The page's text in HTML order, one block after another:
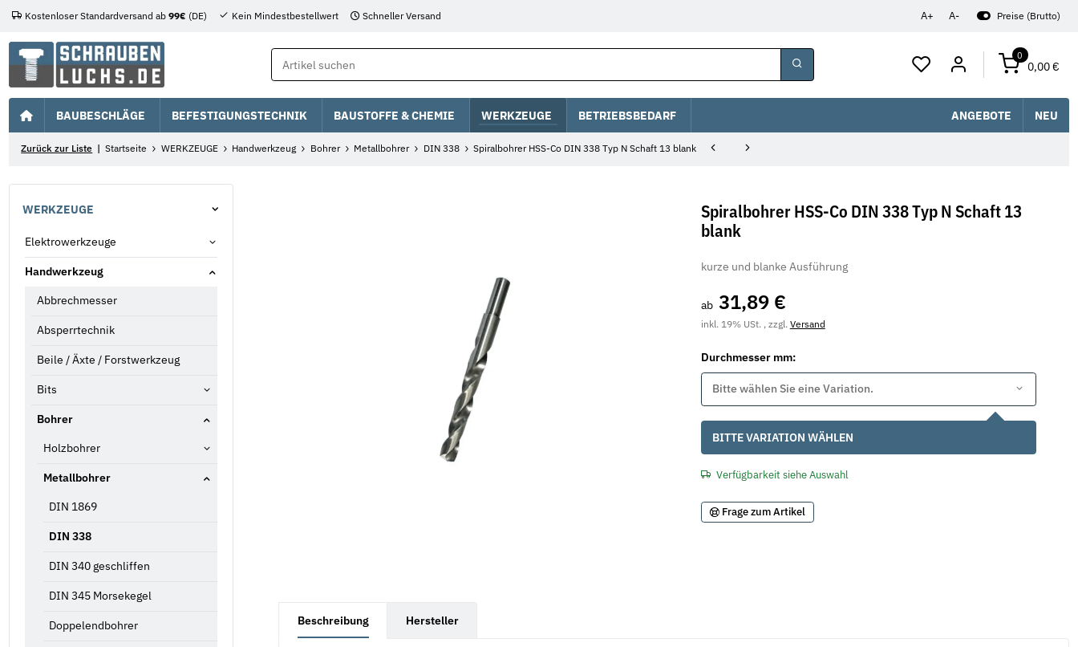
A+ A- Preise (Brutto)
Kostenloser Standardversand ab 99€ (DE) Kein Mindestbestellwert Schneller Versand
0
0,00 €
BAUBESCHLÄGE BEFESTIGUNGSTECHNIK BAUSTOFFE & CHEMIE WERKZEUGE BETRIEBSBEDARF ANGEBOTE NEU
Zurück zur Liste Startseite WERKZEUGE Handwerkzeug Bohrer Metallbohrer DIN 338 Spiralbohrer HSS-Co DIN 338 Typ N Schaft 13 blank
Spiralbohrer HSS-Co DIN 338 Typ N Schaft 13
blank
kurze und blanke Ausführung
ab 31,89 €
inkl. 19% USt. , zzgl.Versand
Durchmesser mm:
Bitte wählen Sie eine Variation.
x
BITTE VARIATION WÄHLEN
Verfügbarkeit siehe Auswahl
Frage zum Artikel
Beschreibung Hersteller
WERKZEUGE
Elektrowerkzeuge
Handwerkzeug
Abbrechmesser
Absperrtechnik
Beile / Äxte / Forstwerkzeug
Bits
Bohrer
Holzbohrer
Metallbohrer
DIN 1869
DIN 338
DIN 340 geschliffen
DIN 345 Morsekegel
Doppelendbohrer